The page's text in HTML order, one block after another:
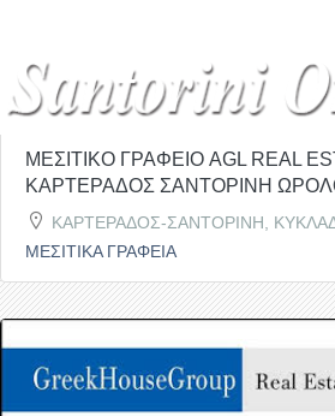
ΜΕΣΙΤΙΚΟ ΓΡΑΦΕΙΟ AGL REAL
ΚΑΡΤΕΡΑΔΟΣ ΣΑΝΤΟΡΙΝΗ
ΚΑΡΤΕΡΑΔΟΣ-ΣΑΝΤΟΡΙΝΗ,
ΜΕΣΙΤΙΚΑ ΓΡΑΦΕΙΑ